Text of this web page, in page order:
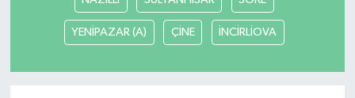
YENİPAZAR (A) ÇİNE İNCİRLİOVA